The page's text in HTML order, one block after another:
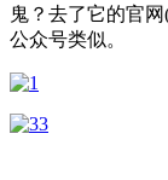
鬼？去了它的官网
公众号类似。